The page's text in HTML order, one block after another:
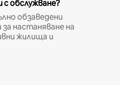
обслужване?
обзаведени
настаняване на
жилища и